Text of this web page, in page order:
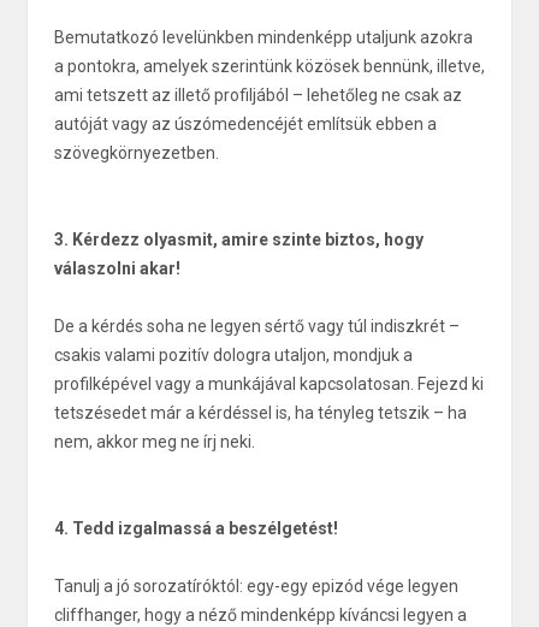
Bemutatkozó levelünkben mindenképp utaljunk azokra
a pontokra, amelyek szerintünk közösek bennünk, illetve,
ami tetszett az illető profiljából – lehetőleg ne csak az
autóját vagy az úszómedencéjét említsük ebben a
szövegkörnyezetben.
3. Kérdezz olyasmit, amire szinte biztos, hogy
válaszolni akar!
De a kérdés soha ne legyen sértő vagy túl indiszkrét –
csakis valami pozitív dologra utaljon, mondjuk a
profilképével vagy a munkájával kapcsolatosan. Fejezd ki
tetszésedet már a kérdéssel is, ha tényleg tetszik – ha
nem, akkor meg ne írj neki.
4. Tedd izgalmassá a beszélgetést!
Tanulj a jó sorozatíróktól: egy-egy epizód vége legyen
cliffhanger, hogy a néző mindenképp kíváncsi legyen a